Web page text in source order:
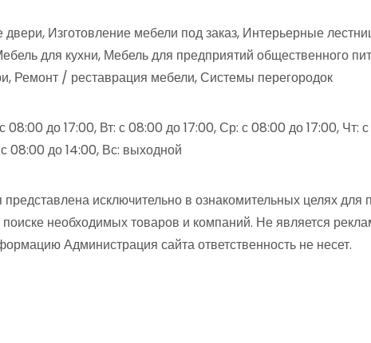
Изготовление мебели под заказ, Интерьерные
для кухни, Мебель для предприятий общественного
Ремонт / реставрация мебели, Системы перегородок
08:00 до 17:00, Вт: с 08:00 до 17:00, Ср: с 08:00 до 17:00, Чт:
08:00 до 14:00, Вс: выходной
исключительно в ознакомительных целях для
поиске необходимых товаров и компаний. Не является
Администрация сайта ответственность не несет.